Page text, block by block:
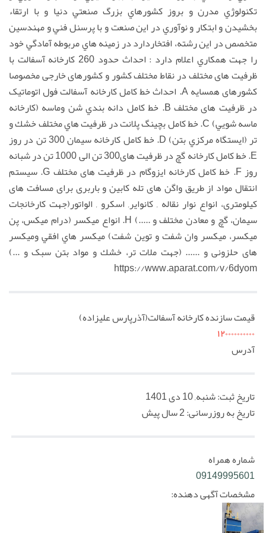
s
l
l
s
c
r
e
n
تكنولوژي مدرن و بروز كشورهاي بزرگ صنعتي دنيا و با ارتقاء
بخشيدن و ابتكار و نوآوري در اين صنعت و با پرسنل فني و مهندسين
متخصص در اين رشته، افتخاردارد در زمينه هاي مربوطه آمادگي خود
را جهت همكاري اعلام دارد : احداث حدود 260 کارخانه آسفالت با
ظرفیت های مختلف در نقاط مختلف کشور و کشورهای خارجی مخصوصا
کشورهای همسایه A. احداث خط كامل كارخانه آسفالت فول اتوماتیک
در ظرفیت های مختلف B. خط كامل دانه بندي شن وماسه (كارخانه
ماسه شويي) C. خط كامل بچينگ پلانت در ظرفيت هاي مختلف خشك و
تر (ايستگاه مركزي بتن) D. خط کامل کارخانه سیمان 300 تن در روز
E. خط كامل کارخانه گچ در ظرفیت های300 تن الی 1000 تن در شبانه
روز F. خط كامل کارخانه ایزوگام در ظرفیت های مختلف G. سیستم
انتقال مواد از طریق واگن های تله کابین و باربری برای مسافت های
کیلومتری، انواع نوار نقاله , کانوایر, اسکرو , الواتور(جهت كارخانجات
سيمان، گچ و معادن مختلف و .....) H. انواع ميكسر (درام ميكس، پن
ميكسر، ميكسر وان شفت و توين شفت) ميكسر هاي افقي ومیکسر
های حلزونی و ...... (جهت ملات تر، خشك و مواد بتن سبک و ...)
https://www.aparat.com/v/6dyom
قیمت سازنده کارخانه آسفالت(آذرپارس علیزاده)
۱۲۰۰۰۰۰۰۰۰۰۰
آدرس
تاریخ ثبت:شنبه, 10 دی 1401
تاریخ به روزرسانی:2 سال پیش
شماره همراه
09149995601
مشخصات آگهی دهنده: